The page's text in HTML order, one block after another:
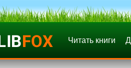
Читать книги